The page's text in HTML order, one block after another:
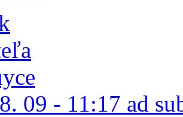
09 - 11:17 ad